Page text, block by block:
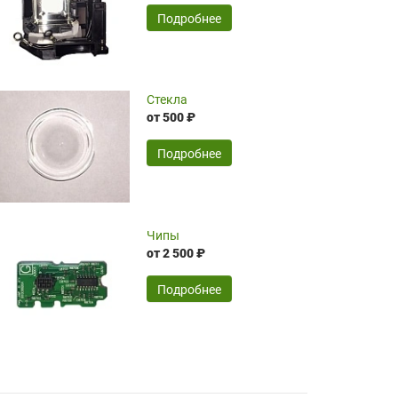
временные затраты по достаточно
оптимизированной стоимости, чему
чрезмерно благодарны!)))
SERGEY FOURSOV,24.04.2026
широкий ассортимент ламп, как оригиналов,
так и аналогов.Быстрое оформление и
передача в доставку, приемлемые цены. Мне
понравилось.
Читать полностью
16.04.2026
Подробнее
Стекла
от 500 ₽
Подробнее
Чипы
от 2 500 ₽
Подробнее